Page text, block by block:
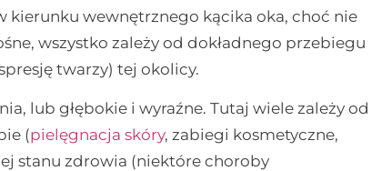
kierunku wewnętrznego kącika oka, choć nie
wszystko zależy od dokładnego przebiegu
twarzy) tej okolicy.
lub głębokie i wyraźne. Tutaj wiele zależy od
(pielęgnacja skóry, zabiegi kosmetyczne,
stanu zdrowia (niektóre choroby